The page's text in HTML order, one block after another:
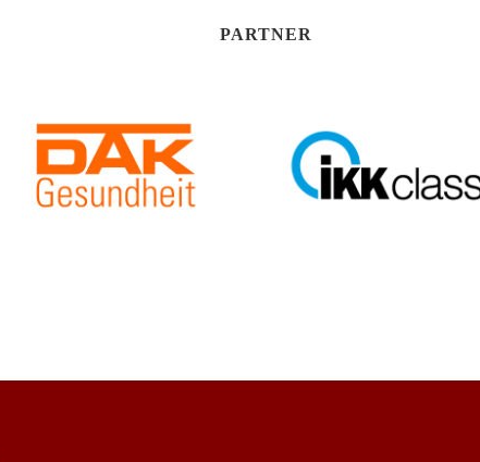
PARTNER